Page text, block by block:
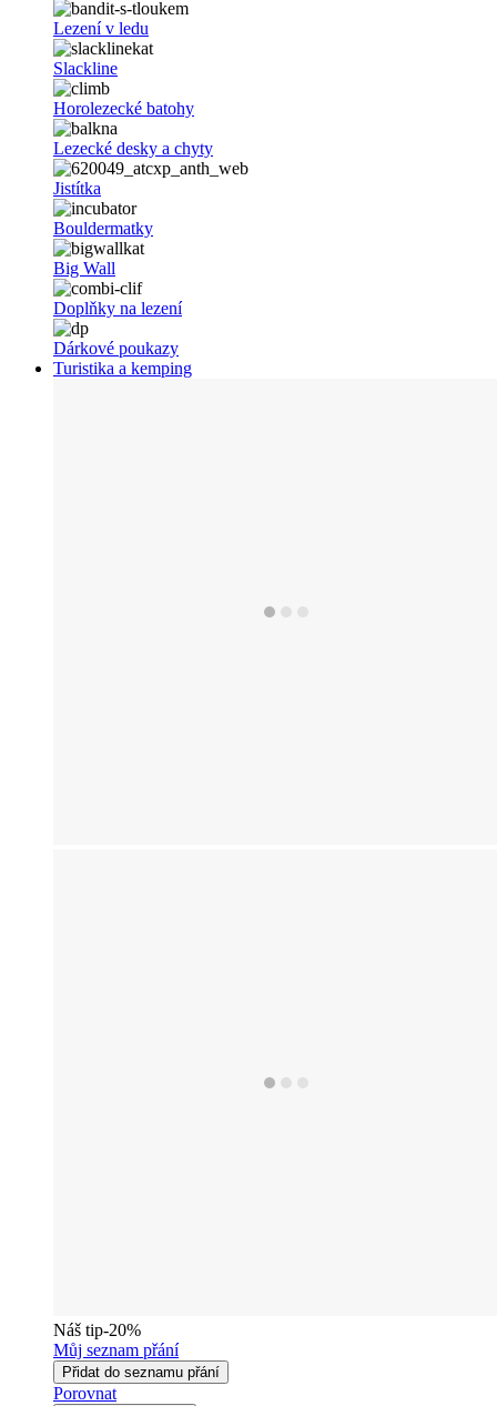
Lezení v ledu
Slackline
Horolezecké batohy
Lezecké desky a chyty
Jistítka
Bouldermatky
Big Wall
Doplňky na lezení
Dárkové poukazy
Turistika a kemping
Náš tip-20%
Můj seznam přání
Přidat do seznamu přání
Porovnat